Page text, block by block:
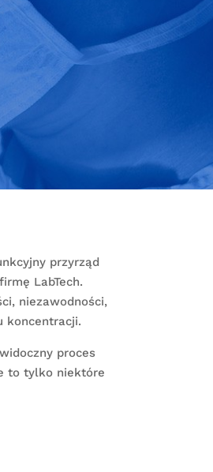
przyrząd
LabTech.
niezawodności,
koncentracji.
proces
to tylko niektóre